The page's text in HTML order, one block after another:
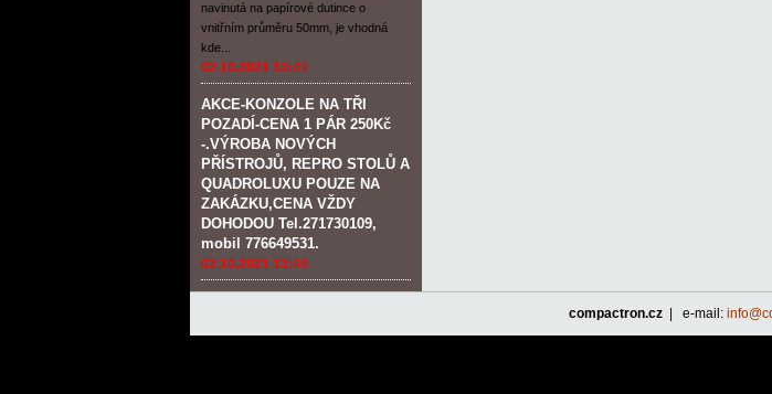
navinutá na papírové dutince o
vnitřním průměru 50mm, je vhodná
kde...
02.10.2021 13:41
AKCE-KONZOLE NA TŘI
POZADÍ-CENA 1 PÁR 250Kč
-.VÝROBA NOVÝCH
PŘÍSTROJŮ, REPRO STOLŮ A
QUADROLUXU POUZE NA
ZAKÁZKU,CENA VŽDY
DOHODOU Tel.271730109,
mobil 776649531.
02.10.2021 13:40
compactron.cz| e-mail: